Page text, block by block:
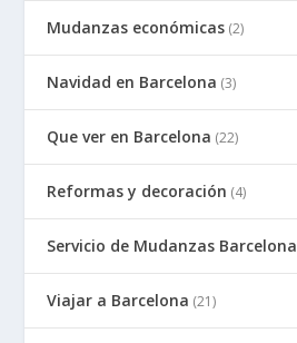
Mudanzas económicas (2)
Navidad en Barcelona (3)
Que ver en Barcelona (22)
Reformas y decoración (4)
Servicio de Mudanzas Barcelona
Viajar a Barcelona (21)